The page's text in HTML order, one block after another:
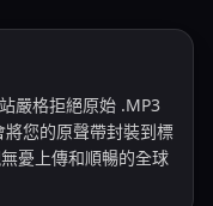
嚴格拒絕原始 .MP3
您的原聲帶封裝到標
憂上傳和順暢的全球